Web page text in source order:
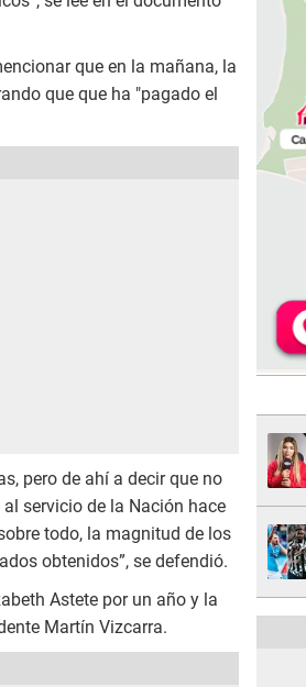
que en la mañana, la
que que ha "pagado el
pero de ahí a decir que no
servicio de la Nación hace
todo, la magnitud de los
obtenidos”, se defendió.
Astete por un año y la
Martín Vizcarra.